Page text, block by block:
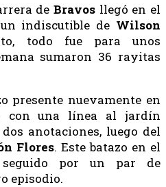
de Bravos llegó en el
indiscutible de Wilson
todo fue para unos
sumaron 36 rayitas
presente nuevamente en
con una línea al jardín
anotaciones, luego del
Flores. Este batazo en el
por un par de
episodio.